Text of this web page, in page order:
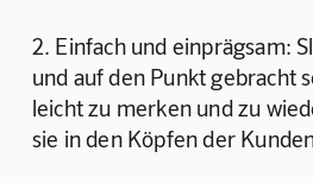
2. Einfach und einprägsam:
und auf den Punkt gebracht
leicht zu merken und zu
sie in den Köpfen der